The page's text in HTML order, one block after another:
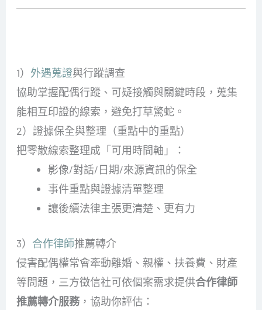
1） 外遇蒐證與行蹤調查
協助掌握配偶行蹤、可疑接觸與關鍵時段，蒐集
能相互印證的線索，避免打草驚蛇。
2）證據保全與整理（重點中的重點）
把零散線索整理成「可用時間軸」：
影像/對話/日期/來源資訊的保全
事件重點與證據清單整理
讓後續法律主張更清楚、更有力
3） 合作律師推薦轉介
侵害配偶權常會牽動離婚、親權、扶養費、財產
等問題，三方徵信社可依個案需求提供合作律師
推薦轉介服務，協助你評估：